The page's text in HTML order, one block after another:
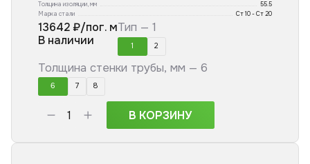
Толщина изоляции, мм
55.5
Марка стали
Ст 10 - Ст 20
13642₽/пог. м
В наличии
Тип — 1
1 2
Толщина стенки трубы, мм — 6
6 7 8
В КОРЗИНУ